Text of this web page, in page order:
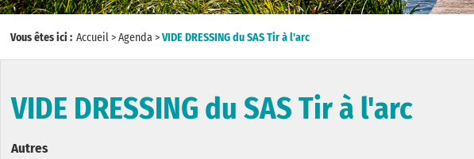
Vous êtes ici : Accueil>Agenda>VIDE DRESSING du SAS Tir à l'arc
VIDE DRESSING du SAS Tir à l'arc
Autres